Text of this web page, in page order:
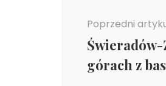
Poprzedni
górach z